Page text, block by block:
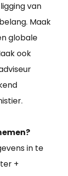
van
Maak
globale
ook
in te
+